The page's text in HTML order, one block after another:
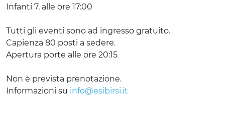
Infanti 7, alle ore 17:00
Tutti gli eventi sono ad ingresso gratuito.
Capienza 80 posti a sedere.
Apertura porte alle ore 20:15
Non è prevista prenotazione.
Informazioni su info@esibirsi.it